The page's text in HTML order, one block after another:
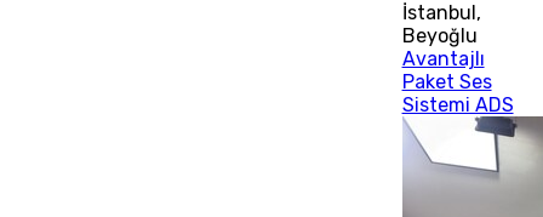
İstanbul ,
Beyoğlu
Avantajlı
Paket Ses
Sistemi ADS